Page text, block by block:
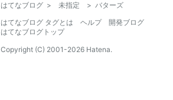
はてなブログ > 未指定 > バターズ
はてなブログ タグとは
ヘルプ
開発ブログ
はてなブログトップ
Copyright (C) 2001-2026 Hatena.